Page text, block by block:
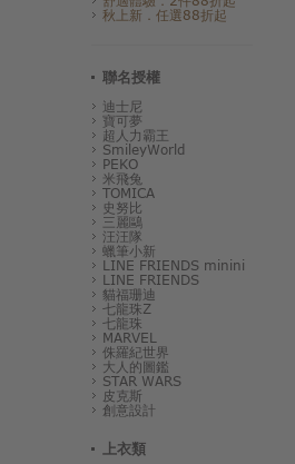
秋上新．任選88折起
聯名授權
迪士尼
寶可夢
超人力霸王
SmileyWorld
PEKO
米飛兔
TOMICA
史努比
三麗鷗
汪汪隊
蠟筆小新
LINE FRIENDS minini
LINE FRIENDS
貓福珊迪
七龍珠Z
七龍珠
MARVEL
侏羅紀世界
大人的圖鑑
STAR WARS
皮克斯
創意設計
上衣類